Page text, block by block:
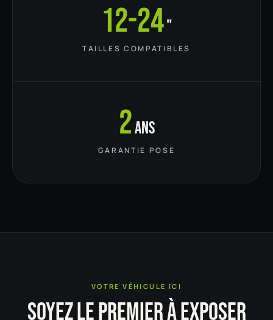
12-24"
TAILLES COMPATIBLES
2ans
GARANTIE POSE
VOTRE VÉHICULE ICI
SOYEZ LE PREMIER À EXPOSER